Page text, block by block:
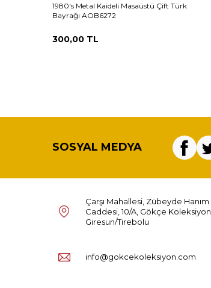
1980's Metal Kaideli Masaüstü Çift Türk
Bayrağı AOB6272
300,00 TL
SOSYAL MEDYA
Çarşı Mahallesi, Zübeyde Hanım
Caddesi, 10/A, Gökçe Koleksiyon,
Giresun/Tirebolu
info@gokcekoleksiyon.com